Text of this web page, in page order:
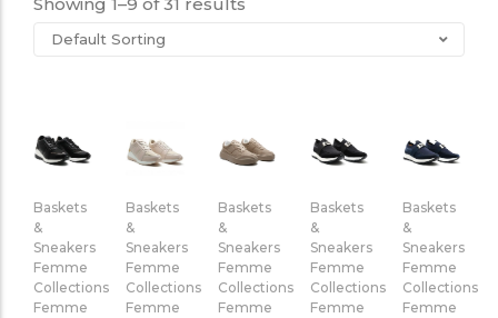
SANDALES SOIRÉES FEMME
Showing 1–9 of 31 results
Ajouter
au
panier
Baskets
&
Sneakers
Femme
Collections
Femme
Ajouter
au
panier
Baskets
&
Sneakers
Femme
Collections
Femme
Ajouter
au
panier
Baskets
&
Sneakers
Femme
Collections
Femme
Ajouter
au
panier
Baskets
&
Sneakers
Femme
Collections
Femme
Baskets
&
Sneakers
Femme
Collections
Femme